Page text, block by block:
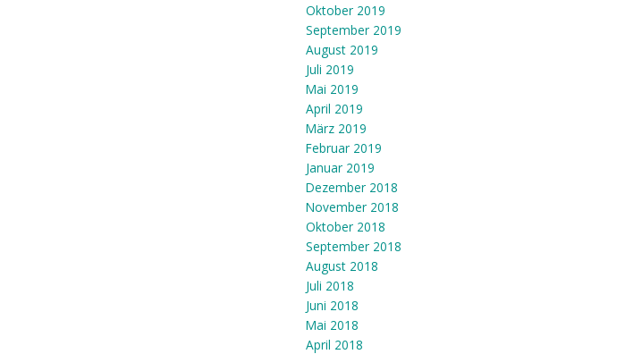
Oktober 2019
September 2019
August 2019
Juli 2019
Mai 2019
April 2019
März 2019
Februar 2019
Januar 2019
Dezember 2018
November 2018
Oktober 2018
September 2018
August 2018
Juli 2018
Juni 2018
Mai 2018
April 2018